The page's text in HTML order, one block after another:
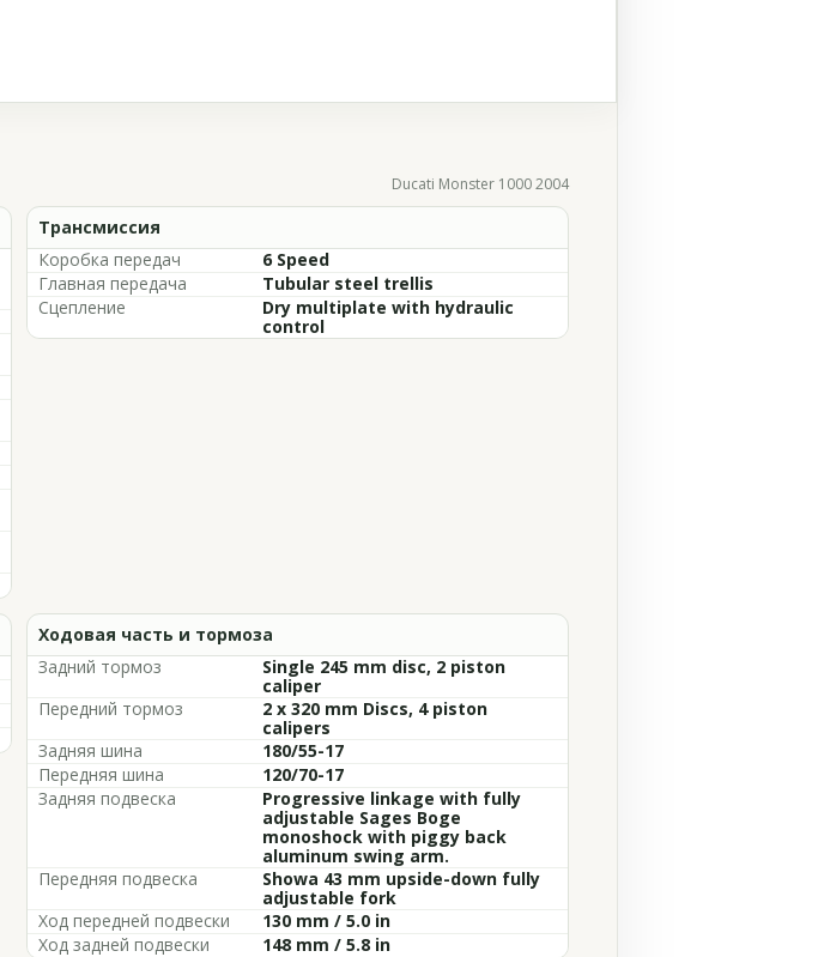
Ducati Monster 1000 2004
Трансмиссия
Коробка передач
6 Speed
Главная передача
Tubular steel trellis
Сцепление
Dry multiplate with hydraulic
control
Ходовая часть и тормоза
Задний тормоз
Single 245 mm disc, 2 piston
caliper
Передний тормоз
2 x 320 mm Discs, 4 piston
calipers
Задняя шина
180/55-17
Передняя шина
120/70-17
Задняя подвеска
Progressive linkage with fully
adjustable Sages Boge
monoshock with piggy back
aluminum swing arm.
Передняя подвеска
Showa 43 mm upside-down fully
adjustable fork
Ход передней подвески
130 mm / 5.0 in
Ход задней подвески
148 mm / 5.8 in